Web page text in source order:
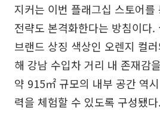
지커는 이번 플래그십 스토어
전략도 본격화한다는 방침이다.
브랜드 상징 색상인 오렌지 컬
해 강남 수입차 거리 내 존재감
약 915㎡ 규모의 내부 공간 역
력을 체험할 수 있도록 구성됐다.